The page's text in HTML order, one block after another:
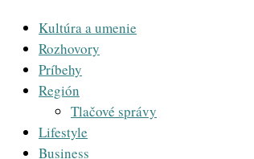
Kultúra a umenie
Rozhovory
Príbehy
Región
Tlačové správy
Lifestyle
Business